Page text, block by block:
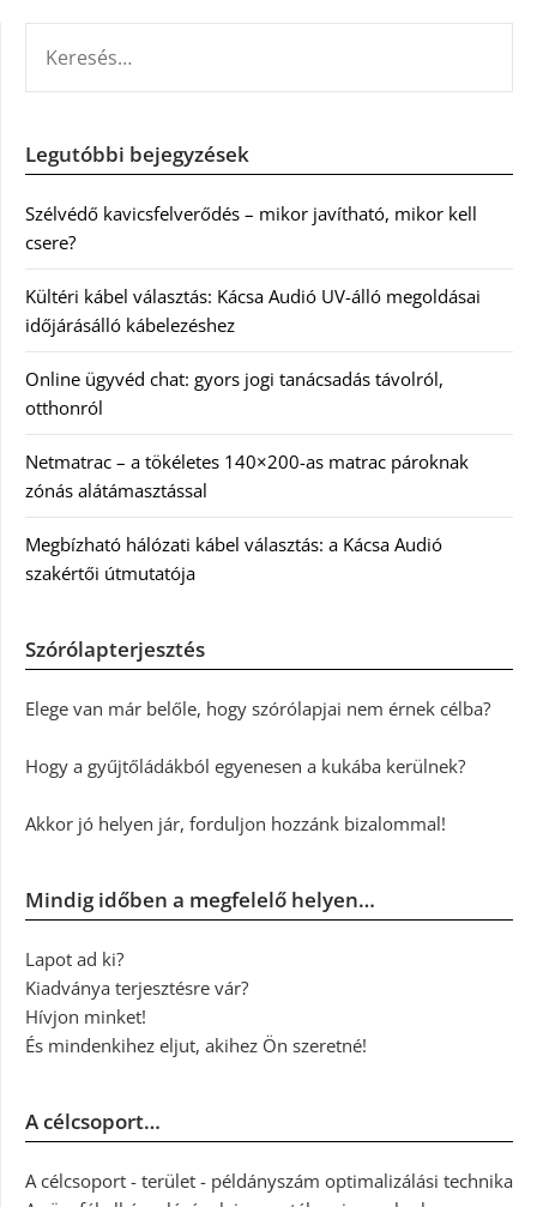
Legutóbbi bejegyzések
Szélvédő kavicsfelverődés – mikor javítható, mikor kell
csere?
Kültéri kábel választás: Kácsa Audió UV-álló megoldásai
időjárásálló kábelezéshez
Online ügyvéd chat: gyors jogi tanácsadás távolról,
otthonról
Netmatrac – a tökéletes 140×200-as matrac pároknak
zónás alátámasztással
Megbízható hálózati kábel választás: a Kácsa Audió
szakértői útmutatója
Szórólapterjesztés
Elege van már belőle, hogy szórólapjai nem érnek célba?
Hogy a gyűjtőládákból egyenesen a kukába kerülnek?
Akkor jó helyen jár, forduljon hozzánk bizalommal!
Mindig időben a megfelelő helyen…
Lapot ad ki?
Kiadványa terjesztésre vár?
Hívjon minket!
És mindenkihez eljut, akihez Ön szeretné!
A célcsoport…
A célcsoport - terület - példányszám optimalizálási technika